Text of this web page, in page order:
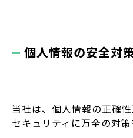
個人情報の安全対
当社は、個人情報の正確
セキュリティに万全の対策